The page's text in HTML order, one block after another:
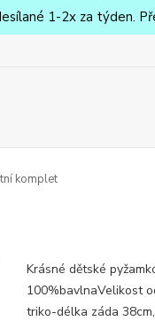
1-2x za týden.
komplet
Krásné dětské
100%bavlnaVelikost
triko-délka záda